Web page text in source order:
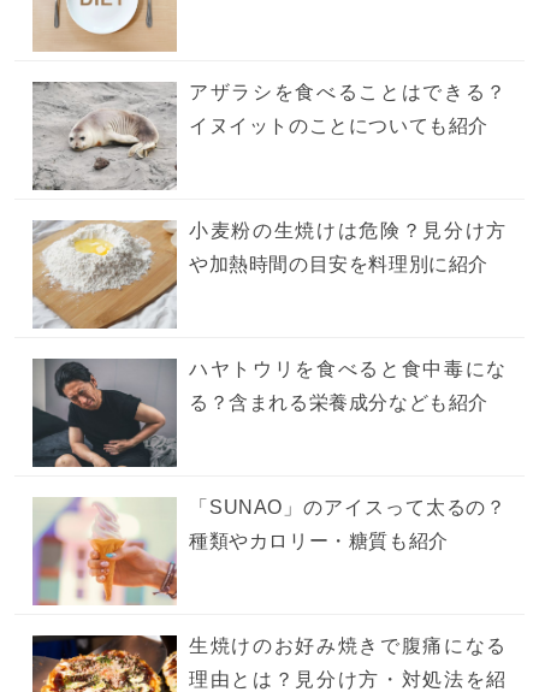
アザラシを食べることはできる？
イヌイットのことについても紹介
小麦粉の生焼けは危険？見分け方
や加熱時間の目安を料理別に紹介
ハヤトウリを食べると食中毒にな
る？含まれる栄養成分なども紹介
「SUNAO」のアイスって太るの？
種類やカロリー・糖質も紹介
生焼けのお好み焼きで腹痛になる
理由とは？見分け方・対処法を紹